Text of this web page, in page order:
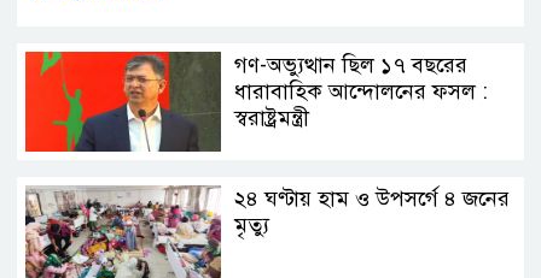
গণ-অভ্যুত্থান ছিল ১৭ বছরের
ধারাবাহিক আন্দোলনের ফসল :
স্বরাষ্ট্রমন্ত্রী
২৪ ঘণ্টায় হাম ও উপসর্গে ৪ জনের
মৃত্যু